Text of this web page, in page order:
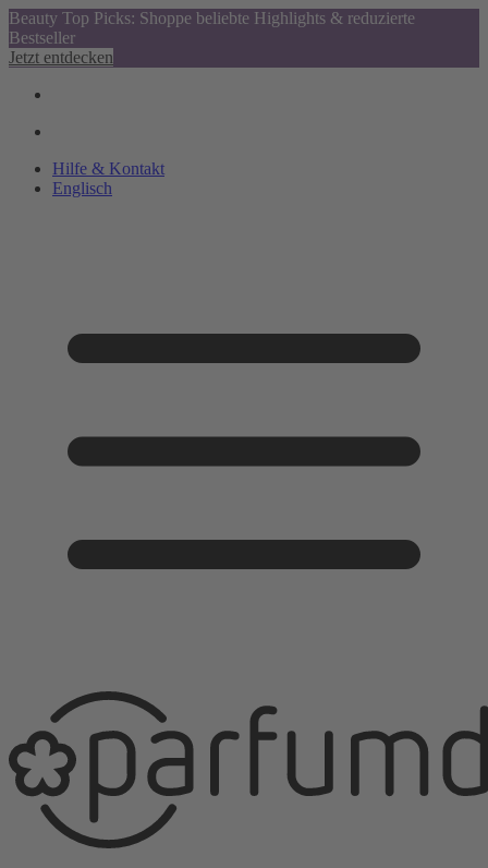
Beauty Top Picks: Shoppe beliebte Highlights & reduzierte
Bestseller
Jetzt entdecken
Hilfe & Kontakt
Englisch